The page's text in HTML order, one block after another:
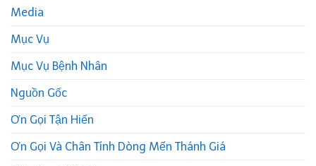
Media
Mục Vụ
Mục Vụ Bệnh Nhân
Nguồn Gốc
Ơn Gọi Tận Hiến
Ơn Gọi Và Chân Tính Dòng Mến Thánh Giá